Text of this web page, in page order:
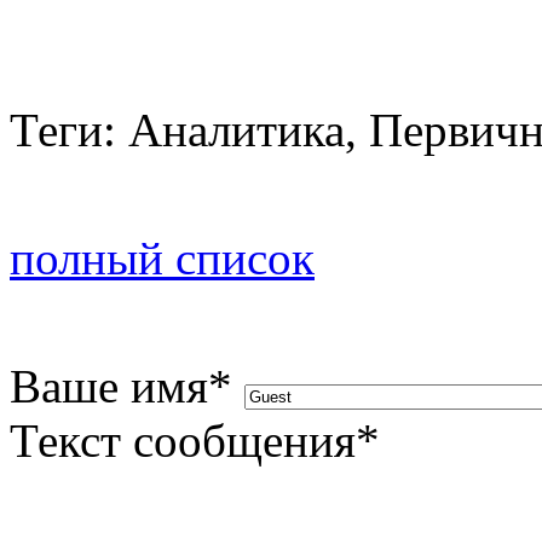
Теги: Аналитика,
полный список
Ваше имя*
Текст сообщения*